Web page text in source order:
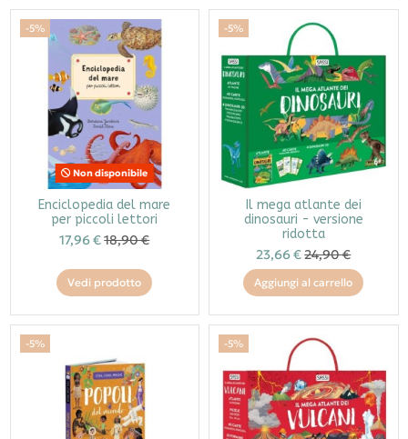
-5%
Non disponibile
Enciclopedia del mare
per piccoli lettori
17,96 €18,90 €
Vedi prodotto
-5%
Il mega atlante dei
dinosauri - versione
ridotta
23,66 €24,90 €
Aggiungi al carrello
-5% -5%